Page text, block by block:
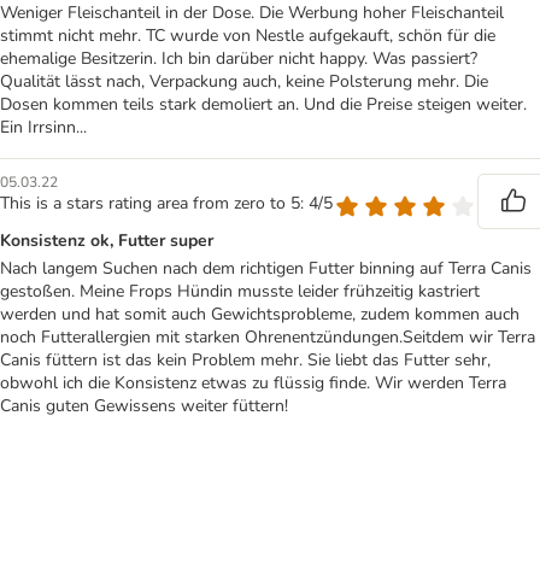
Weniger Fleischanteil in der Dose. Die Werbung hoher Fleischanteil
stimmt nicht mehr. TC wurde von Nestle aufgekauft, schön für die
ehemalige Besitzerin. Ich bin darüber nicht happy. Was passiert?
Qualität lässt nach, Verpackung auch, keine Polsterung mehr. Die
Dosen kommen teils stark demoliert an. Und die Preise steigen weiter.
Ein Irrsinn...
05.03.22
This is a stars rating area from zero to 5: 4/5
Konsistenz ok, Futter super
Nach langem Suchen nach dem richtigen Futter binning auf Terra Canis
gestoßen. Meine Frops Hündin musste leider frühzeitig kastriert
werden und hat somit auch Gewichtsprobleme, zudem kommen auch
noch Futterallergien mit starken Ohrenentzündungen.Seitdem wir Terra
Canis füttern ist das kein Problem mehr. Sie liebt das Futter sehr,
obwohl ich die Konsistenz etwas zu flüssig finde. Wir werden Terra
Canis guten Gewissens weiter füttern!